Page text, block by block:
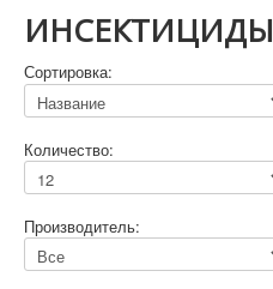
ИНСЕКТИЦИДЫ
Сортировка:
Количество:
Производитель: